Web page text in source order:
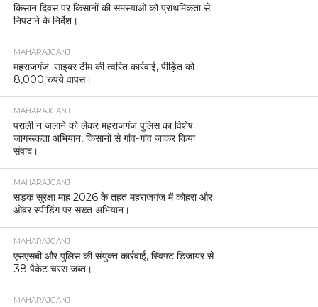
किसान दिवस पर किसानों की समस्याओं को प्राथमिकता से
निपटाने के निर्देश।
MAHARAJGANJ
महराजगंज: साइबर टीम की त्वरित कार्रवाई, पीड़ित को
8,000 रुपये वापस।
MAHARAJGANJ
पराली न जलाने को लेकर महराजगंज पुलिस का विशेष
जागरूकता अभियान, किसानों से गांव-गांव जाकर किया
संवाद।
MAHARAJGANJ
सड़क सुरक्षा माह 2026 के तहत महराजगंज में कोहरा और
ओवर स्पीडिंग पर सख्त अभियान।
MAHARAJGANJ
एसएसबी और पुलिस की संयुक्त कार्रवाई, स्विफ्ट डिजायर से
38 पैकेट चरस जब्त।
MAHARAJGANJ